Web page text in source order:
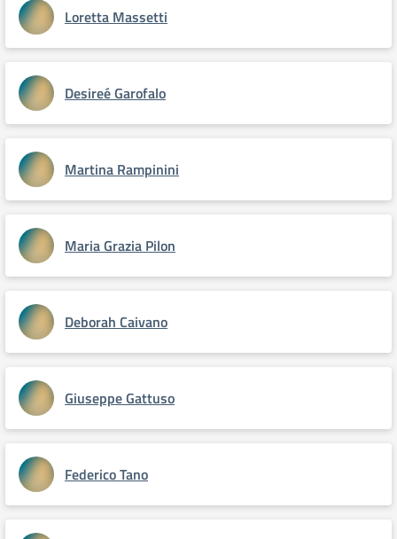
Loretta Massetti
Desireé Garofalo
Martina Rampinini
Maria Grazia Pilon
Deborah Caivano
Giuseppe Gattuso
Federico Tano